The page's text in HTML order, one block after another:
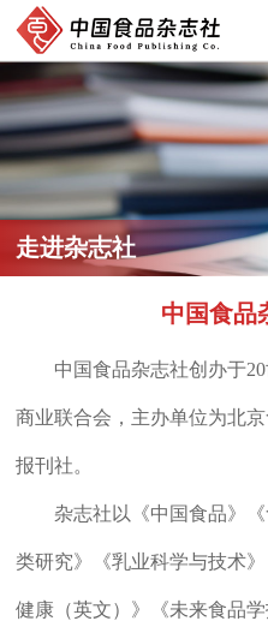
走进杂志社
中国食品
中国食品杂志社创办于
商业联合会，主办单位为北
报刊社。
杂志社以《中国食品》
类研究》《乳业科学与技术
健康（英文）》《未来食品